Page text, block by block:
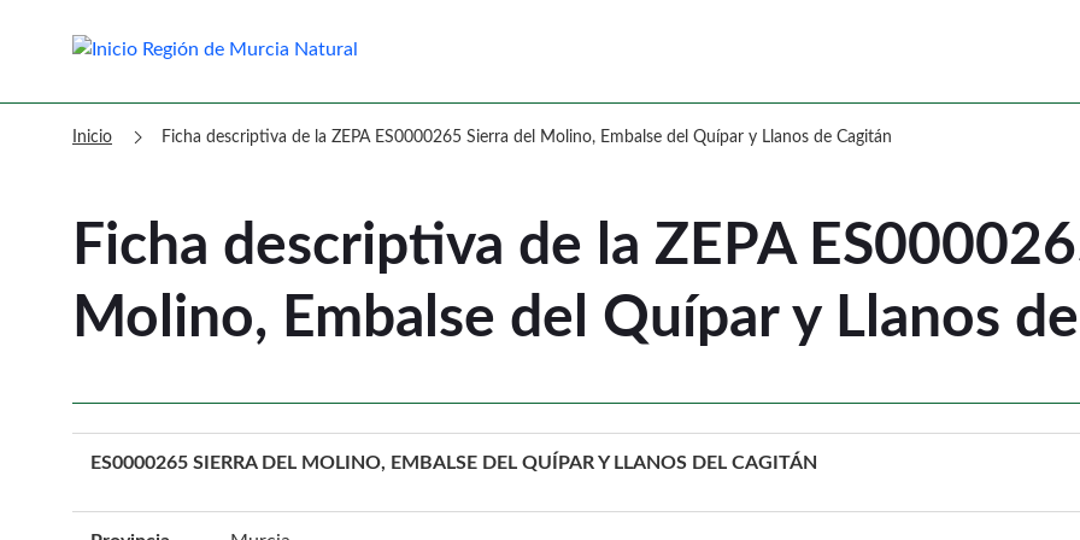
Murcia Natural Ficha descriptiva de la ZEPA ES0000265 Sierra del
Inicio chevron_right Ficha descriptiva de la ZEPA ES0000265 Sierra del Molino, Embalse del Quípar y Llanos de Cagitán
Ficha descriptiva de la ZEPA
Molino, Embalse del Quípar y Llanos
ES0000265 SIERRA DEL MOLINO, EMBALSE DEL QUÍPAR Y LLANOS DEL CAGITÁN